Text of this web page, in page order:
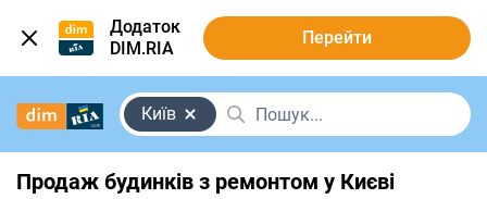
Додаток
DIM.RIA
Перейти
Київ
Продаж будинків з ремонтом у Києві